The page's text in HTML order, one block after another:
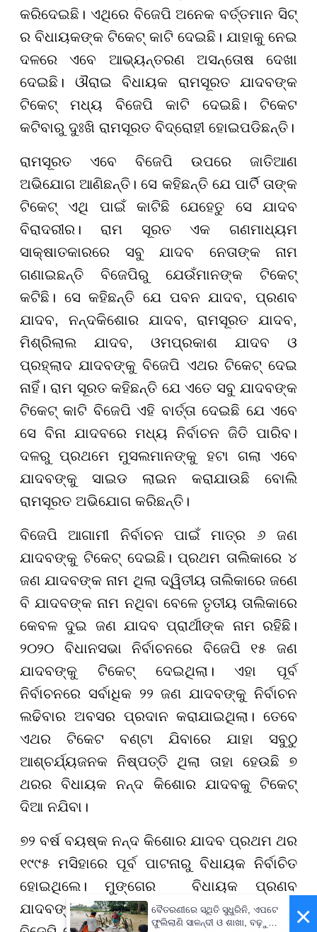
କରିଦେଇଛି। ଏଥିରେ ବିଜେପି ଅନେକ ବର୍ତ୍ତମାନ ସିଟ୍
ର ବିଧାୟକଙ୍କ ଟିକେଟ୍ କାଟି ଦେଇଛି। ଯାହାକୁ ନେଇ
ଦଳରେ ଏବେ ଆଭ୍ୟନ୍ତରଣ ଅସନ୍ତୋଷ ଦେଖା
ଦେଇଛି। ଔରାଇ ବିଧାୟକ ରାମସୂରତ ଯାଦବଙ୍କ
ଟିକେଟ୍ ମଧ୍ୟ ବିଜେପି କାଟି ଦେଇଛି। ଟିକେଟ
କଟିବାରୁ ଦୁଃଖି ରାମସୂରତ ବିଦ୍ରୋହୀ ହୋଇପଡିଛନ୍ତି।
ରାମସୂରତ ଏବେ ବିଜେପି ଉପରେ ଜାତିଆଣ
ଅଭିଯୋଗ ଆଣିଛନ୍ତି। ସେ କହିଛନ୍ତି ଯେ ପାର୍ଟି ତାଙ୍କ
ଟିକେଟ୍ ଏଥି ପାଇଁ କାଟିଛି ଯେହେତୁ ସେ ଯାଦବ
ବିରାଦରୀର। ରାମ ସୂରତ ଏକ ଗଣମାଧ୍ୟମ
ସାକ୍ଷାତକାରରେ ସବୁ ଯାଦବ ନେତାଙ୍କ ନାମ
ଗଣାଇଛନ୍ତି ବିଜେପିରୁ ଯେଉଁମାନଙ୍କ ଟିକେଟ୍
କଟିଛି। ସେ କହିଛନ୍ତି ଯେ ପବନ ଯାଦବ, ପ୍ରଣବ
ଯାଦବ, ନନ୍ଦକିଶୋର ଯାଦବ, ରାମସୂରତ ଯାଦବ,
ମିଶ୍ରିଲାଲ ଯାଦବ, ଓମପ୍ରକାଶ ଯାଦବ ଓ
ପ୍ରହ୍ଲାଦ ଯାଦବଙ୍କୁ ବିଜେପି ଏଥର ଟିକେଟ୍ ଦେଇ
ନାହିଁ। ରାମ ସୂରତ କହିଛନ୍ତି ଯେ ଏତେ ସବୁ ଯାଦବଙ୍କ
ଟିକେଟ୍ କାଟି ବିଜେପି ଏହି ବାର୍ତ୍ତା ଦେଇଛି ଯେ ଏବେ
ସେ ବିନା ଯାଦବରେ ମଧ୍ୟ ନିର୍ବାଚନ ଜିତି ପାରିବ।
ଦଳରୁ ପ୍ରଥମେ ମୁସଲମାନଙ୍କୁ ହଟା ଗଲା ଏବେ
ଯାଦବଙ୍କୁ ସାଇଡ ଲାଇନ କରାଯାଉଛି ବୋଲି
ରାମସୂରତ ଅଭିଯୋଗ କରିଛନ୍ତି।
ବିଜେପି ଆଗାମୀ ନିର୍ବାଚନ ପାଇଁ ମାତ୍ର ୬ ଜଣ
ଯାଦବଙ୍କୁ ଟିକେଟ୍ ଦେଇଛି। ପ୍ରଥମ ତାଲିକାରେ ୪
ଜଣ ଯାଦବଙ୍କ ନାମ ଥିଲା ଦ୍ୱିତୀୟ ତାଲିକାରେ ଜଣେ
ବି ଯାଦବଙ୍କ ନାମ ନଥିବା ବେଳେ ତୃତୀୟ ତାଲିକାରେ
କେବଳ ଦୁଇ ଜଣ ଯାଦବ ପ୍ରାର୍ଥୀଙ୍କ ନାମ ରହିଛି।
୨୦୨୦ ବିଧାନସଭା ନିର୍ବାଚନରେ ବିଜେପି ୧୫ ଜଣ
ଯାଦବଙ୍କୁ ଟିକେଟ୍ ଦେଇଥିଲା। ଏହା ପୂର୍ବ
ନିର୍ବାଚନରେ ସର୍ବାଧିକ ୨୨ ଜଣ ଯାଦବଙ୍କୁ ନିର୍ବାଚନ
ଲଢିବାର ଅବସର ପ୍ରଦାନ କରାଯାଇଥିଲା। ତେବେ
ଏଥର ଟିକେଟ ବଣ୍ଟା ଯିବାରେ ଯାହା ସବୁଠୁ
ଆଶ୍ଚର୍ଯ୍ୟଜନକ ନିଷ୍ପତ୍ତି ଥିଲା ତାହା ହେଉଛି ୭
ଥରର ବିଧାୟକ ନନ୍ଦ କିଶୋର ଯାଦବକୁ ଟିକେଟ୍
ଦିଆ ନଯିବା।
୭୨ ବର୍ଷ ବୟଷ୍କ ନନ୍ଦ କିଶୋର ଯାଦବ ପ୍ରଥମ ଥର
୧୯୯୫ ମସିହାରେ ପୂର୍ବ ପାଟନାରୁ ବିଧାୟକ ନିର୍ବାଚିତ
ହୋଇଥିଲେ। ମୁଙ୍ଗେର ବିଧାୟକ ପ୍ରଣବ
ଯାଦବଙ୍କ କଥା କହିଲେ ତାଙ୍କ ଟିକେଟ୍ ମଧ୍ୟ ×
ବୈତରଣୀରେ ସ୍ଥିତି ସୁଧୁରିନି, ଏପଟେ
ଫୁଲିଲାଣି ସାଳନ୍ଦୀ ଓ ଶାଖା, ବଢ଼ୁଛି